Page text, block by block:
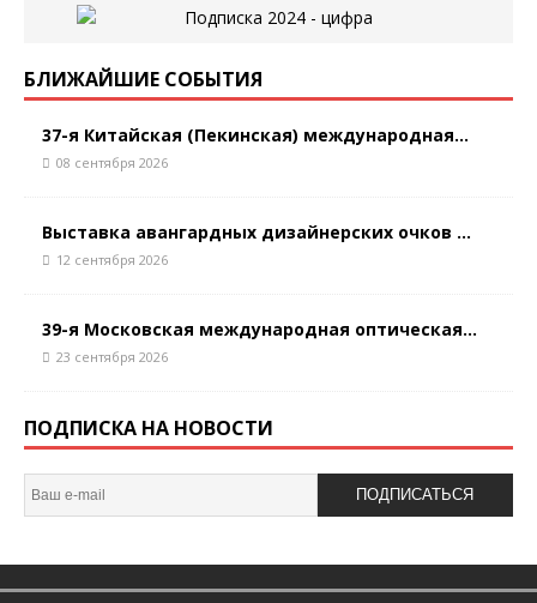
БЛИЖАЙШИЕ СОБЫТИЯ
37-я Китайская (Пекинская) международная...
08 сентября 2026
Выставка авангардных дизайнерских очков ...
12 сентября 2026
39-я Московская международная оптическая...
23 сентября 2026
ПОДПИСКА НА НОВОСТИ
ПОДПИСАТЬСЯ